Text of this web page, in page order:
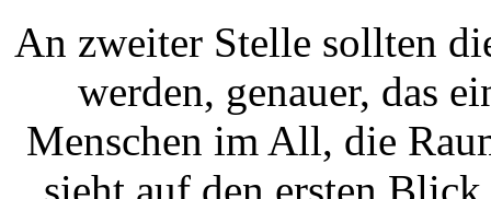
An zweiter Stelle sollten
werden, genauer, das
Menschen im All, die
sieht auf den ersten